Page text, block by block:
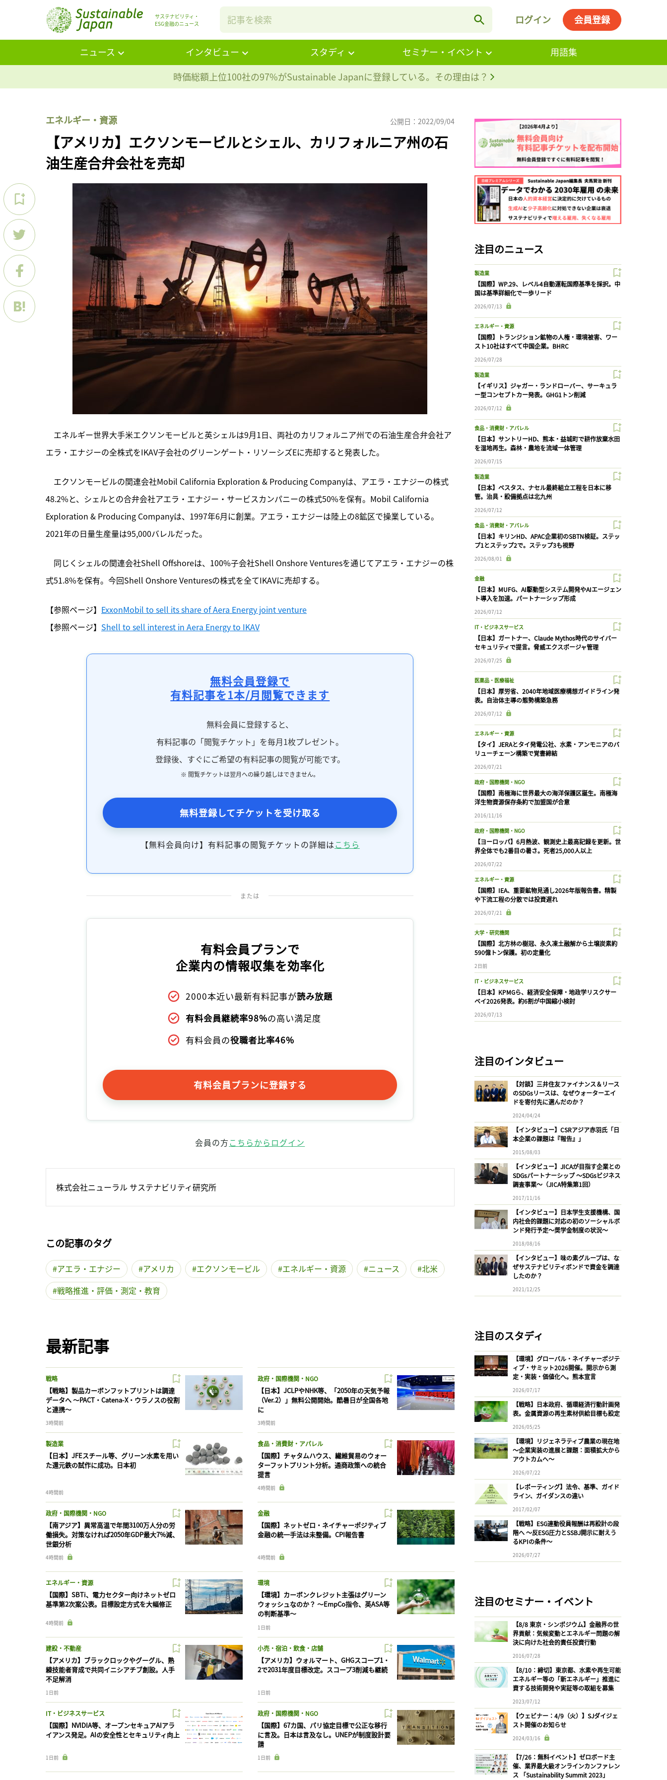
サステナビリティ・
ESG金融のニュース
ログイン 会員登録
ニュース インタビュー スタディ セミナー・イベント
用語集
時価総額上位100社の97%がSustainable Japanに登録している。その理由は？
エネルギー・資源 公開日：2022/09/04
【アメリカ】エクソンモービルとシェル、カリフォルニア州の石
油生産合弁会社を売却
エネルギー世界大手米エクソンモービルと英シェルは9月1日、両社のカリフォルニア州での石油生産合弁会社ア
エラ・エナジーの全株式をIKAV子会社のグリーンゲート・リソーシズEに売却すると発表した。
エクソンモービルの関連会社Mobil California Exploration & Producing Companyは、アエラ・エナジーの株式
48.2%と、シェルとの合弁会社アエラ・エナジー・サービスカンパニーの株式50%を保有。Mobil California
Exploration & Producing Companyは、1997年6月に創業。アエラ・エナジーは陸上の8鉱区で操業している。
2021年の日量生産量は95,000バレルだった。
同じくシェルの関連会社Shell Offshoreは、100%子会社Shell Onshore Venturesを通じてアエラ・エナジーの株
式51.8%を保有。今回Shell Onshore Venturesの株式を全てIKAVに売却する。
【参照ページ】 ExxonMobil to sell its share of Aera Energy joint venture
【参照ページ】 Shell to sell interest in Aera Energy to IKAV
無料会員登録で
有料記事を1本/月閲覧できます
無料会員に登録すると、
有料記事の「閲覧チケット」を毎月1枚プレゼント。
登録後、すぐにご希望の有料記事の閲覧が可能です。
※ 閲覧チケットは翌月への繰り越しはできません。
無料登録してチケットを受け取る
【無料会員向け】有料記事の閲覧チケットの詳細はこちら
または
有料会員プランで
企業内の情報収集を効率化
2000本近い最新有料記事が読み放題
有料会員継続率98%の高い満足度
有料会員の役職者比率46%
有料会員プランに登録する
会員の方こちらからログイン
株式会社ニューラル サステナビリティ研究所
この記事のタグ
アエラ・エナジー アメリカ エクソンモービル エネルギー・資源 ニュース
北米
戦略推進・評価・測定・教育
最新記事
戦略
【戦略】製品カーボンフットプリントは調達
データへ 〜PACT・Catena-X・ウラノスの役割
と連携〜
3時間前
政府・国際機関・NGO
【日本】JCLPやNHK等、「2050年の天気予報
（Ver.2）」無料公開開始。酷暑日が全国各地
に
3時間前
製造業
【日本】JFEスチール等、グリーン水素を用い
た還元鉄の試作に成功。日本初
4時間前
食品・消費財・アパレル
【国際】チャタムハウス、繊維貿易のウォー
ターフットプリント分析。通商政策への統合
提言
4時間前
政府・国際機関・NGO
【南アジア】異常高温で年間3100万人分の労
働損失。対策なければ2050年GDP最大7%減、
世銀分析
4時間前
金融
【国際】ネットゼロ・ネイチャーポジティブ
金融の統一手法は未整備。CPI報告書
4時間前
エネルギー・資源
【国際】SBTi、電力セクター向けネットゼロ
基準第2次案公表。目標設定方式を大幅修正
4時間前
環境
【環境】カーボンクレジット主張はグリーン
ウォッシュなのか？ 〜EmpCo指令、英ASA等
の判断基準〜
1日前
建設・不動産
【アメリカ】ブラックロックやグーグル、熟
練技能者育成で共同イニシアチブ創設。人手
不足解消
1日前
小売・宿泊・飲食・店舗
【アメリカ】ウォルマート、GHGスコープ1・
2で2031年度目標改定。スコープ3削減も継続
1日前
IT・ビジネスサービス
【国際】NVIDIA等、オープンセキュアAIアラ
イアンス発足。AIの安全性とセキュリティ向上
1日前
政府・国際機関・NGO
【国際】67カ国、パリ協定目標で公正な移行
に言及。日本は言及なし。UNEPが制度設計要
請
1日前
注目のニュース
製造業
【国際】WP.29、レベル4自動運転国際基準を採択。中
国は基準詳細化で一歩リード
2026/07/13
エネルギー・資源
【国際】トランジション鉱物の人権・環境被害、ワー
スト10社はすべて中国企業。BHRC
2026/07/28
製造業
【イギリス】ジャガー・ランドローバー、サーキュラ
ー型コンセプトカー発表。GHG1トン削減
2026/07/12
食品・消費財・アパレル
【日本】サントリーHD、熊本・益城町で耕作放棄水田
を湿地再生。森林・農地を流域一体管理
2026/07/15
製造業
【日本】ベスタス、ナセル最終組立工程を日本に移
管。治具・設備拠点は北九州
2026/07/12
食品・消費財・アパレル
【日本】キリンHD、APAC企業初のSBTN検証。ステッ
プ1とステップ2で。ステップ3も視野
2026/08/01
金融
【日本】MUFG、AI駆動型システム開発やAIエージェン
ト導入を加速。パートナーシップ形成
2026/07/12
IT・ビジネスサービス
【日本】ガートナー、Claude Mythos時代のサイバー
セキュリティで提言。脅威エクスポージャ管理
2026/07/25
医薬品・医療福祉
【日本】厚労省、2040年地域医療構想ガイドライン発
表。自治体主導の態勢構築急務
2026/07/12
エネルギー・資源
【タイ】JERAとタイ発電公社、水素・アンモニアのバ
リューチェーン構築で覚書締結
2026/07/21
政府・国際機関・NGO
【国際】南極海に世界最大の海洋保護区誕生。南極海
洋生物資源保存条約で加盟国が合意
2016/11/16
政府・国際機関・NGO
【ヨーロッパ】6月熱波、観測史上最高記録を更新。世
界全体でも2番目の暑さ。死者25,000人以上
2026/07/22
エネルギー・資源
【国際】IEA、重要鉱物見通し2026年版報告書。精製
や下流工程の分散では投資遅れ
2026/07/21
大学・研究機関
【国際】北方林の樹冠、永久凍土融解から土壌炭素約
590億トン保護。初の定量化
2日前
IT・ビジネスサービス
【日本】KPMGら、経済安全保障・地政学リスクサー
ベイ2026発表。約6割が中国縮小検討
2026/07/13
注目のインタビュー
【対談】三井住友ファイナンス＆リース
のSDGsリースは、なぜウォーターエイ
ドを寄付先に選んだのか？
2024/04/24
【インタビュー】CSRアジア赤羽氏「日
本企業の課題は『報告』」
2015/08/03
【インタビュー】JICAが目指す企業との
SDGsパートナーシップ 〜SDGsビジネス
調査事業〜（JICA特集第1回）
2017/11/16
【インタビュー】日本学生支援機構、国
内社会的課題に対応の初のソーシャルボ
ンド発行予定〜奨学金制度の状況〜
2018/08/16
【インタビュー】味の素グループは、な
ぜサステナビリティボンドで資金を調達
したのか？
2021/12/25
注目のスタディ
【環境】グローバル・ネイチャーポジテ
ィブ・サミット2026開催。開示から測
定・実装・価値化へ。熊本宣言
2026/07/17
【戦略】日本政府、循環経済行動計画発
表。金属資源の再生素材供給目標も設定
2026/05/25
【環境】リジェネラティブ農業の現在地
〜企業実装の進展と課題：面積拡大から
アウトカムへ〜
2026/07/22
【レポーティング】法令、基準、ガイド
ライン、ガイダンスの違い
2017/02/07
【戦略】ESG連動役員報酬は再設計の段
階へ 〜反ESG圧力とSSBJ開示に耐えう
るKPIの条件〜
2026/07/27
注目のセミナー・イベント
【8/8 東京・シンポジウム】金融界の世
界貢献：気候変動とエネルギー問題の解
決に向けた社会的責任投資行動
2016/07/28
【8/10：締切】東京都、水素や再生可能
エネルギー等の「新エネルギー」推進に
資する技術開発や実証等の取組を募集
2023/07/12
【ウェビナー：4/9（火）】SJダイジェ
スト開催のお知らせ
2024/03/16
【7/26：無料イベント】ゼロボード主
催、業界最大級オンラインカンファレン
ス 「Sustainability Summit 2023」
記事をお気に入りに保存するには
ログイン 会員登録